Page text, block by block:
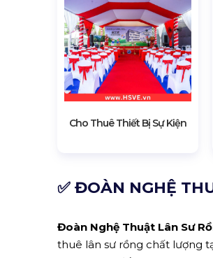
Cho Thuê Thiết Bị Sự Kiện
✅ ĐOÀN NGHỆ
Đoàn Nghệ Thuật Lân Sư
thuê lân sư rồng chất lượng